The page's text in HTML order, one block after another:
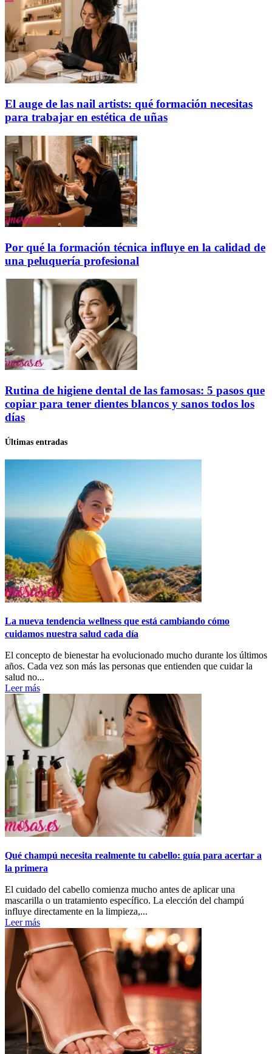
El auge de las nail artists: qué formación necesitas
para trabajar en estética de uñas
Por qué la formación técnica influye en la calidad de
una peluquería profesional
Rutina de higiene dental de las famosas: 5 pasos que
copiar para tener dientes blancos y sanos todos los
días
Últimas entradas
La nueva tendencia wellness que está cambiando cómo
cuidamos nuestra salud cada día
El concepto de bienestar ha evolucionado mucho durante los últimos
años. Cada vez son más las personas que entienden que cuidar la
salud no...
Leer más
Qué champú necesita realmente tu cabello: guía para acertar a
la primera
El cuidado del cabello comienza mucho antes de aplicar una
mascarilla o un tratamiento específico. La elección del champú
influye directamente en la limpieza,...
Leer más